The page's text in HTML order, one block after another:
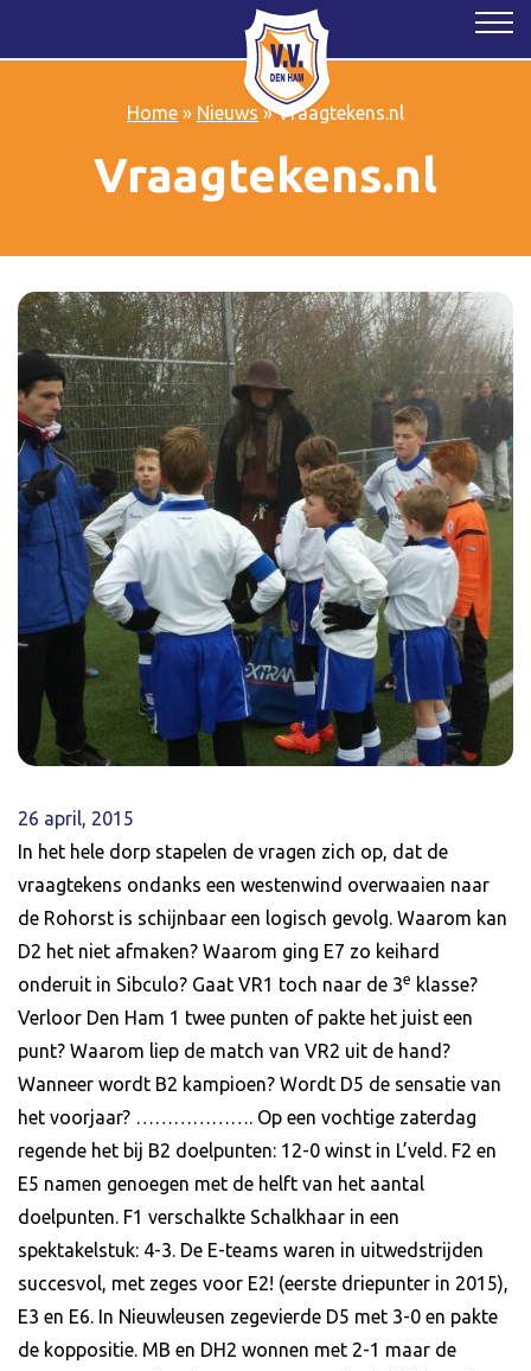
Home» Nieuws»Vraagtekens.nl
Vraagtekens.nl
26 april, 2015
In het hele dorp stapelen de vragen zich op, dat de
vraagtekens ondanks een westenwind overwaaien naar
de Rohorst is schijnbaar een logisch gevolg. Waarom kan
D2 het niet afmaken? Waarom ging E7 zo keihard
onderuit in Sibculo? Gaat VR1 toch naar de 3e klasse?
Verloor Den Ham 1 twee punten of pakte het juist een
punt? Waarom liep de match van VR2 uit de hand?
Wanneer wordt B2 kampioen? Wordt D5 de sensatie van
het voorjaar? ………………. Op een vochtige zaterdag
regende het bij B2 doelpunten: 12-0 winst in L’veld. F2 en
E5 namen genoegen met de helft van het aantal
doelpunten. F1 verschalkte Schalkhaar in een
spektakelstuk: 4-3. De E-teams waren in uitwedstrijden
succesvol, met zeges voor E2! (eerste driepunter in 2015),
E3 en E6. In Nieuwleusen zegevierde D5 met 3-0 en pakte
de koppositie. MB en DH2 wonnen met 2-1 maar de